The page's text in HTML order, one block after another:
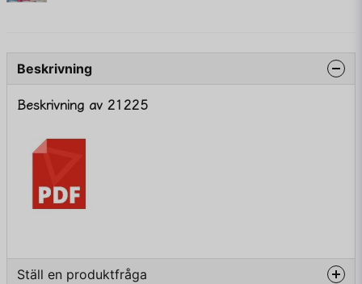
Beskrivning
Beskrivning av 21225
Ställ en produktfråga